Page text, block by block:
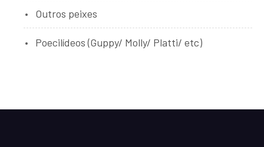
Outros peixes
Poecilídeos (Guppy/ Molly/ Platti/ etc)